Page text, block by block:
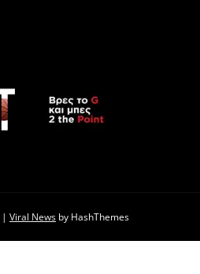
| Viral News by HashThemes